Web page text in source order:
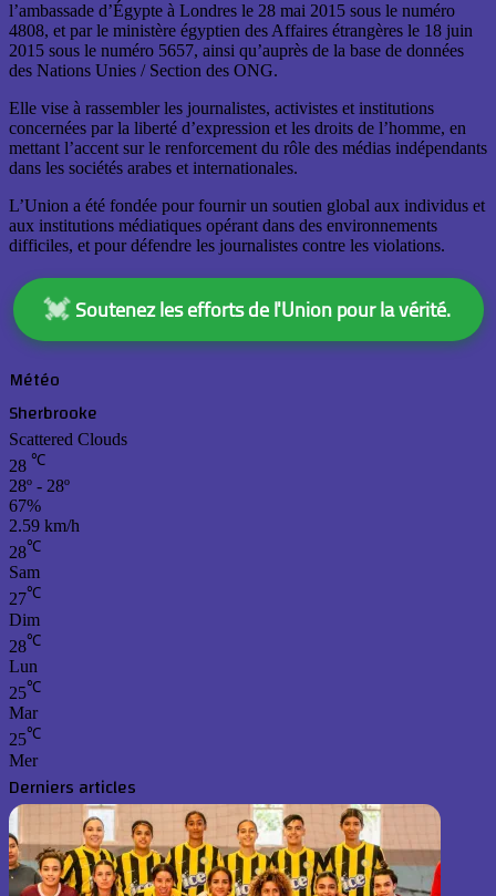
l’ambassade d’Égypte à Londres le 28 mai 2015 sous le numéro
4808, et par le ministère égyptien des Affaires étrangères le 18 juin
2015 sous le numéro 5657, ainsi qu’auprès de la base de données
des Nations Unies / Section des ONG.
Elle vise à rassembler les journalistes, activistes et institutions
concernées par la liberté d’expression et les droits de l’homme, en
mettant l’accent sur le renforcement du rôle des médias indépendants
dans les sociétés arabes et internationales.
L’Union a été fondée pour fournir un soutien global aux individus et
aux institutions médiatiques opérant dans des environnements
difficiles, et pour défendre les journalistes contre les violations.
💓Soutenez les efforts de l'Union pour la vérité.
Météo
Sherbrooke
Scattered Clouds
28 ℃
28º - 28º
67%
2.59 km/h
28℃
Sam
27℃
Dim
28℃
Lun
25℃
Mar
25℃
Mer
Derniers articles